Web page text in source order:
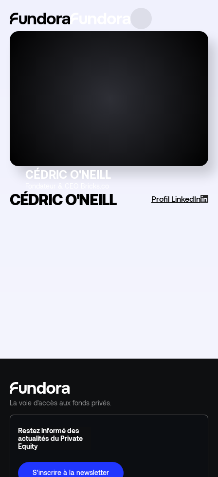
CÉDRIC O'NEILL
CÉDRIC O'NEILL Profil LinkedIn
La voie d'accès aux fonds privés.
Restez informé des
actualités du Private
Equity
S'inscrire à la newsletter